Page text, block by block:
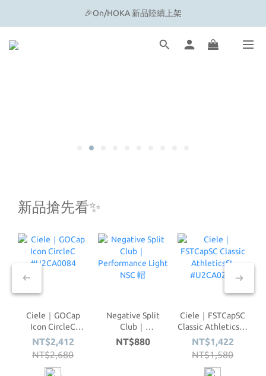
🔗 Snow Peak｜歡慶父親節滿4500即贈品牌方巾
🔗 Snow Peak｜歡慶父親節滿4500即贈品牌方巾
新品搶先看✨
Ciele｜GOCap
Icon CircleC
#U2CA0084
NT$2,412
NT$2,680
Negative Split
Club｜
Performance Light
NSC 帽
NT$880
Ciele｜FSTCapSC
Classic AthleticsSL
#U2CA0263
NT$1,422
NT$1,580